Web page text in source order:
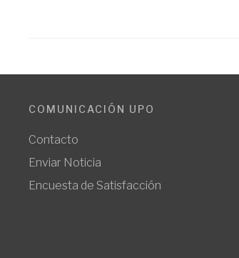
COMUNICACIÓN UPO
Contacto
Enviar Noticia
Encuesta de Satisfacción